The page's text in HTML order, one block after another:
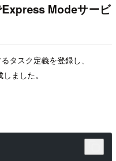
Modeサービ
タスク定義を登録し、
ました。